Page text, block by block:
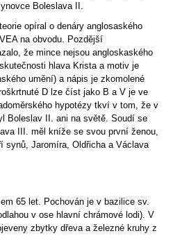
Boleslava II.
opíral o denáry anglosaského
na obvodu. Pozdější
že mince nejsou angloskaského
hlava Krista a motiv je
umění) a nápis je zkomolené
D lze číst jako B a V je ve
hypotézy tkví v tom, že v
Boleslav II. ani na světě. Soudí se
III. měl kníže se svou první ženou,
synů, Jaromíra, Oldřicha a Václava
65 let. Pochován je v bazilice sv.
v ose hlavní chrámové lodi). V
zbytky dřeva a železné kruhy z